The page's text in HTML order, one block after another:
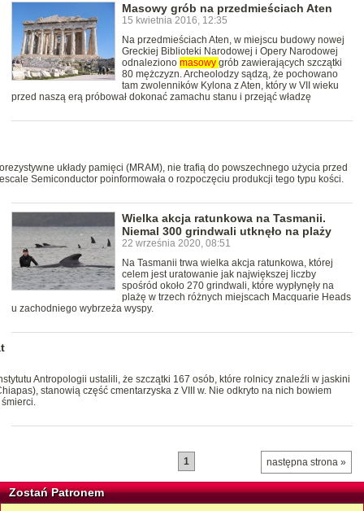
Masowy grób na przedmieściach Aten
15 kwietnia 2016, 12:35
Na przedmieściach Aten, w miejscu budowy nowej
Greckiej Biblioteki Narodowej i Opery Narodowej
odnaleziono masowy grób zawierających szczątki
80 mężczyzn. Archeolodzy sądzą, że pochowano
tam zwolenników Kylona z Aten, który w VII wieku
przed naszą erą próbował dokonać zamachu stanu i przejąć władzę
układy pamięci (MRAM), nie trafią do powszechnego użycia przed
Semiconductor poinformowała o rozpoczęciu produkcji tego typu kości.
Wielka akcja ratunkowa na Tasmanii.
Niemal 300 grindwali utknęło na plaży
22 września 2020, 08:51
Na Tasmanii trwa wielka akcja ratunkowa, której
celem jest uratowanie jak największej liczby
spośród około 270 grindwali, które wypłynęły na
plażę w trzech różnych miejscach Macquarie Heads
u zachodniego wybrzeża wyspy.
Antropologii ustalili, że szczątki 167 osób, które rolnicy znaleźli w jaskini
stanowią część cmentarzyska z VIII w. Nie odkryto na nich bowiem
następna strona »
1
Zostań Patronem